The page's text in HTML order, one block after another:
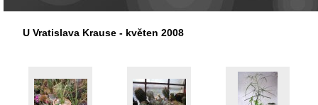
U Vratislava Krause - květen 2008